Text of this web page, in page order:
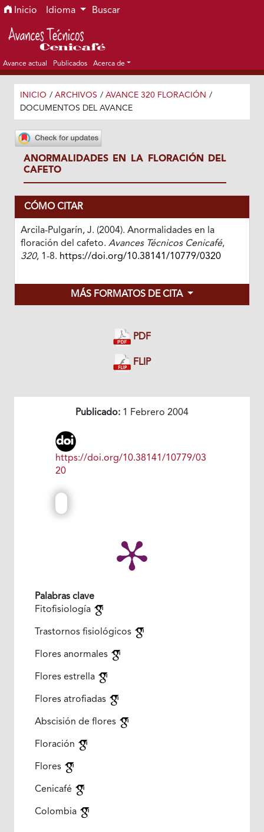
Ir al menú de navegación principal
Ir al contenido principal
Ir al pie de página del sitio
Inicio Idioma Buscar
Avance actual Publicados Acerca de
INICIO / ARCHIVOS / AVANCE 320 FLORACIÓN /
DOCUMENTOS DEL AVANCE
ANORMALIDADES EN LA FLORACIÓN DEL
CAFETO
CÓMO CITAR
Arcila-Pulgarín, J. (2004). Anormalidades en la
floración del cafeto. Avances Técnicos Cenicafé,
320, 1-8. https://doi.org/10.38141/10779/0320
MÁS FORMATOS DE CITA
PDF
FLIP
Publicado: 1 Febrero 2004
https://doi.org/10.38141/10779/03
20
Palabras clave
Fitofisiología
Trastornos fisiológicos
Flores anormales
Flores estrella
Flores atrofiadas
Abscisión de flores
Floración
Flores
Cenicafé
Colombia